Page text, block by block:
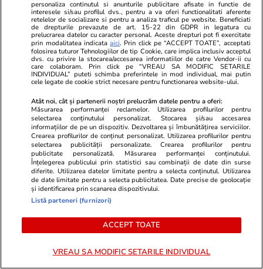
tragedie, Mihaela Rădulescu a
făcut public totul!
de candidaţi
PARTENERI
GSP.ro
de 12 acționari care bagă bani la
personaliza continutul si anunturile publicitare afisate in functie de
interesele si/sau profilul dvs., pentru a va oferi functionalitati aferente
retelelor de socializare si pentru a analiza traficul pe website. Beneficiati
de drepturile prevazute de art. 15-22 din GDPR in legatura cu
prelucrarea datelor cu caracter personal. Aceste drepturi pot fi exercitate
prin modalitatea indicataaici. Prin click pe “ACCEPT TOATE”, acceptati
folosirea tuturor Tehnologiilor de tip Cookie, care implica inclusiv acceptul
dvs. cu privire la stocarea/accesarea informatiilor de catre Vendor-ii cu
care colaboram. Prin click pe “VREAU SA MODIFIC SETARILE
INDIVIDUAL” puteti schimba preferintele in mod individual, mai putin
cele legate de cookie strict necesare pentru functionarea website-ului.
Atât noi, cât și partenerii noștri prelucrăm datele pentru a oferi:
Măsurarea performanței reclamelor. Utilizarea profilurilor pentru
selectarea conținutului personalizat. Stocarea și/sau accesarea
informațiilor de pe un dispozitiv. Dezvoltarea și îmbunătățirea serviciilor.
Crearea profilurilor de conținut personalizat. Utilizarea profilurilor pentru
selectarea publicității personalizate. Crearea profilurilor pentru
publicitate personalizată. Măsurarea performanței conținutului.
Înțelegerea publicului prin statistici sau combinații de date din surse
diferite. Utilizarea datelor limitate pentru a selecta conținutul. Utilizarea
de date limitate pentru a selecta publicitatea. Date precise de geolocație
și identificarea prin scanarea dispozitivului.
Listă parteneri (furnizori)
ACCEPT TOATE
VREAU SA MODIFIC SETARILE INDIVIDUAL